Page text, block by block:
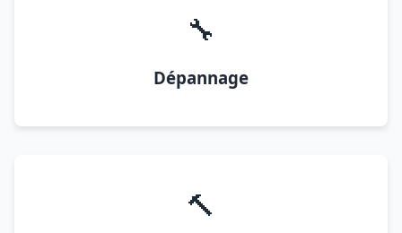
🔧
Dépannage
🔨